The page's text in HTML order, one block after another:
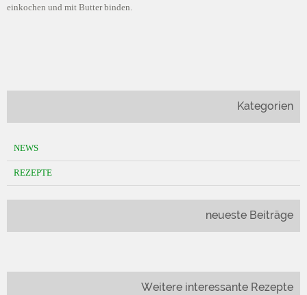
einkochen und mit Butter binden.
Kategorien
NEWS
REZEPTE
neueste Beiträge
Weitere interessante Rezepte